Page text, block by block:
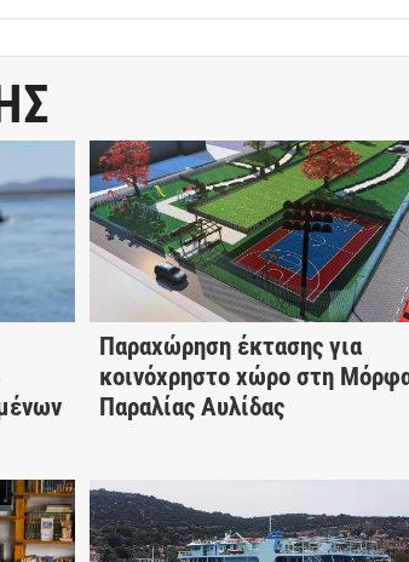
Παραχώρηση έκτασης για
κοινόχρηστο χώρο στη
Παραλίας Αυλίδας